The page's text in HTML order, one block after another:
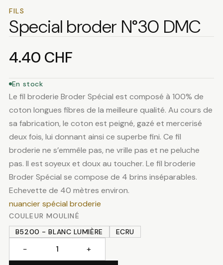
FILS
Special broder N°30 DMC
4.40 CHF
En stock
Le fil broderie Broder Spécial est composé à 100% de
coton longues fibres de la meilleure qualité. Au cours de
sa fabrication, le coton est peigné, gazé et mercerisé
deux fois, lui donnant ainsi ce superbe fini. Ce fil
broderie ne s’emmêle pas, ne vrille pas et ne peluche
pas. Il est soyeux et doux au toucher. Le fil broderie
Broder Spécial se compose de 4 brins inséparables.
Echevette de 40 mètres environ.
nuancier spécial broderie
COULEUR MOULINÉ
B5200 - BLANC LUMIÈRE
ECRU
− +